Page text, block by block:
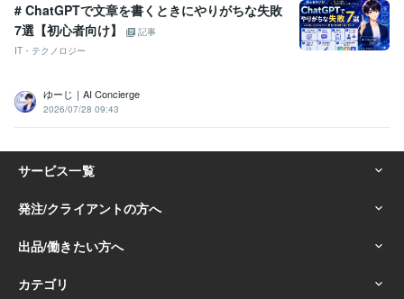
# ChatGPTで文章を書くときにやりがちな失敗
7選【初心者向け】
記事
IT・テクノロジー
ゆーじ｜AI Concierge
2026/07/28 09:43